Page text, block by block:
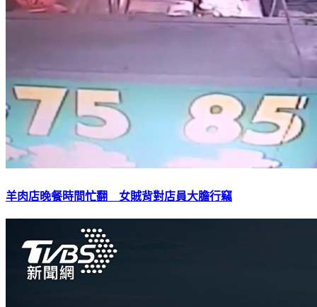
羊肉店晚餐時間忙翻 女賊背對店員大膽行竊